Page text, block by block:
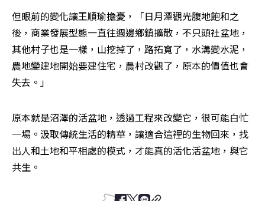
但眼前的變化讓王順瑜擔憂，「日月潭觀光腹地飽和之
後，商業發展型態一直往週邊鄉鎮擴散，不只頭社盆地，
其他村子也是一樣，山挖掉了，路拓寬了，水溝變水泥，
農地變建地開始要建住宅，農村改觀了，原本的價值也會
失去。」
原本就是沼澤的活盆地，透過工程來改變它，很可能白忙
一場。汲取傳統生活的精華，讓適合這裡的生物回來，找
出人和土地和平相處的模式，才能真的活化活盆地，與它
共生。